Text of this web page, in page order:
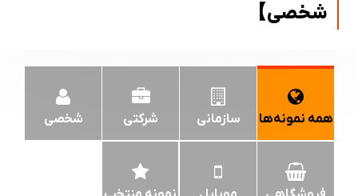
شخصی】
همه نمونه‌ها سازمانی شرکتی شخصی